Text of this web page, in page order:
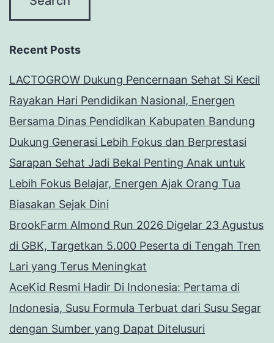
Recent Posts
LACTOGROW Dukung Pencernaan Sehat Si Kecil
Rayakan Hari Pendidikan Nasional, Energen
Bersama Dinas Pendidikan Kabupaten Bandung
Dukung Generasi Lebih Fokus dan Berprestasi
Sarapan Sehat Jadi Bekal Penting Anak untuk
Lebih Fokus Belajar, Energen Ajak Orang Tua
Biasakan Sejak Dini
BrookFarm Almond Run 2026 Digelar 23 Agustus
di GBK, Targetkan 5.000 Peserta di Tengah Tren
Lari yang Terus Meningkat
AceKid Resmi Hadir Di Indonesia: Pertama di
Indonesia, Susu Formula Terbuat dari Susu Segar
dengan Sumber yang Dapat Ditelusuri